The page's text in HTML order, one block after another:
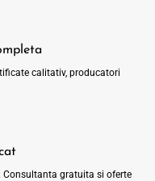
calitativ, producatori
Consultanta gratuita si oferte